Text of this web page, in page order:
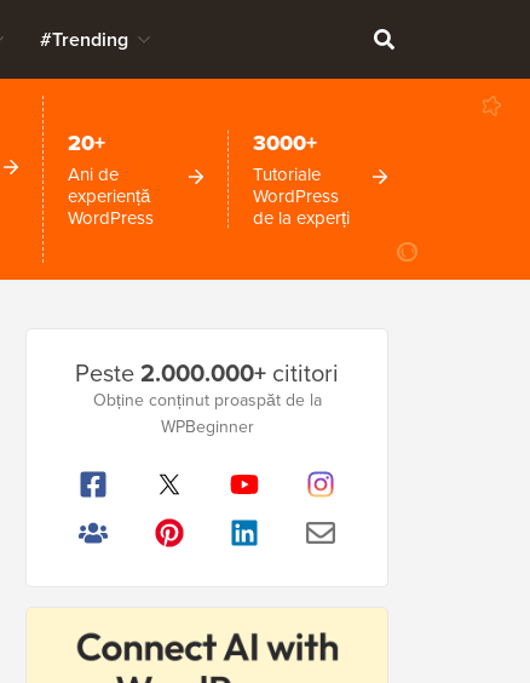
#Trending
20+
Ani de
experiență
WordPress
3000+
Tutoriale
WordPress
de la experți
laterală
Peste2.000.000+ cititori
Obține conținut proaspăt de la
WPBeginner